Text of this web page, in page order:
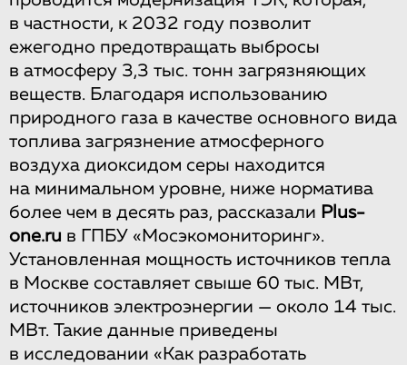
в частности, к 2032 году позволит
ежегодно предотвращать выбросы
в атмосферу 3,3 тыс. тонн загрязняющих
веществ. Благодаря использованию
природного газа в качестве основного вида
топлива загрязнение атмосферного
воздуха диоксидом серы находится
на минимальном уровне, ниже норматива
более чем в десять раз, рассказали Plus-
one.ru в ГПБУ «Мосэкомониторинг».
Установленная мощность источников тепла
в Москве составляет свыше 60 тыс. МВт,
источников электроэнергии — около 14 тыс.
МВт. Такие данные приведены
в исследовании «Как разработать